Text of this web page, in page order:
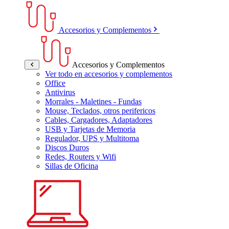
Accesorios y Complementos
Accesorios y Complementos
Ver todo en accesorios y complementos
Office
Antivirus
Morrales - Maletines - Fundas
Mouse, Teclados, otros perifericos
Cables, Cargadores, Adaptadores
USB y Tarjetas de Memoria
Regulador, UPS y Multitoma
Discos Duros
Redes, Routers y Wifi
Sillas de Oficina